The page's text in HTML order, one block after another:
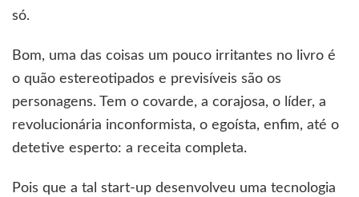
só.
Bom, uma das coisas um pouco irritantes no livro é
o quão estereotipados e previsíveis são os
personagens. Tem o covarde, a corajosa, o líder, a
revolucionária inconformista, o egoísta, enfim, até o
detetive esperto: a receita completa.
Pois que a tal start-up desenvolveu uma tecnologia